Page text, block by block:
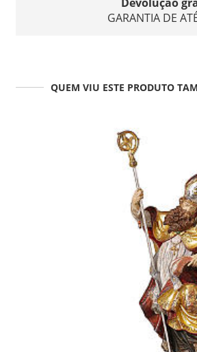
GARANTIA DE
QUEM VIU ESTE PRODUTO